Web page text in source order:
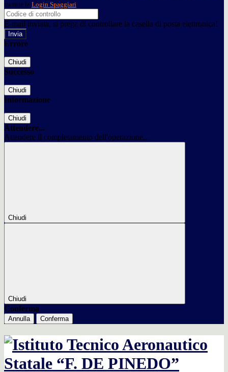
tramite la Login Spaggiari
E-mail inviata, si prega di controllare la casella di posta elettronica!
Errore
Chiudi
Successo
Chiudi
Informazione
Chiudi
Attendere...
Attendere il completamento dell'operazione...
Chiudi
Chiudi
Conferma
Annulla Conferma